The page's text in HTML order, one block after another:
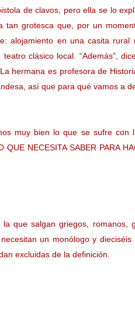
de clavos, pero ella se lo
tan grotesca que, por un
alojamiento en una casita rural
clásico local. “Además”,
hermana es profesora de
así que para qué vamos a
muy bien lo que se sufre con
NECESITA SABER PARA
que salgan griegos, romanos,
un monólogo y dieciséis
excluidas de la definición.